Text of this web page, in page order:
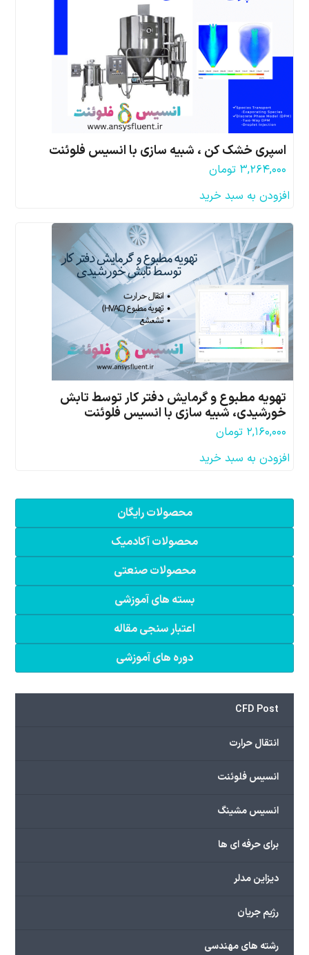
اسپری خشک کن ، شبیه سازی با انسیس فلوئنت
۳,۲۶۴,۰۰۰ تومان
افزودن به سبد خرید
تهویه مطبوع و گرمایش دفتر کار توسط تابش
خورشیدی، شبیه سازی با انسیس فلوئنت
۲,۱۶۰,۰۰۰ تومان
افزودن به سبد خرید
محصولات رایگان
محصولات آکادمیک
محصولات صنعتی
بسته های آموزشی
اعتبار سنجی مقاله
دوره های آموزشی
CFD Post
انتقال حرارت
انسیس فلوئنت
انسیس مشینگ
برای حرفه ای ها
دیزاین مدلر
رژیم جریان
رشته های مهندسی